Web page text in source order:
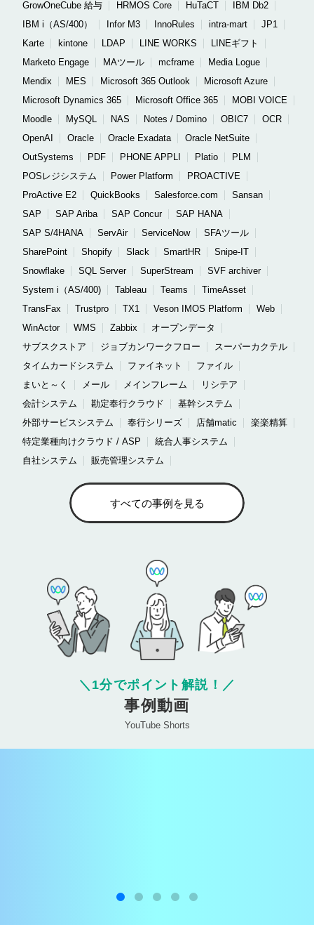
GrowOneCube 給与
HRMOS Core HuTaCT
IBM Db2
IBM i（AS/400）
Infor M3 InnoRules intra-mart
JP1
Karte
kintone LDAP LINE WORKS
LINEギフト
Marketo Engage
MAツール mcframe
Media Logue
Mendix
MES Microsoft 365 Outlook
Microsoft Azure
Microsoft Dynamics 365
Microsoft Office 365
MOBI VOICE
Moodle
MySQL NAS Notes / Domino OBIC7
OCR
OpenAI
Oracle Oracle Exadata
Oracle NetSuite
OutSystems
PDF PHONE APPLI Platio
PLM
POSレジシステム
Power Platform
PROACTIVE
ProActive E2
QuickBooks Salesforce.com
Sansan
SAP
SAP Ariba SAP Concur
SAP HANA
SAP S/4HANA
ServAir ServiceNow
SFAツール
SharePoint
Shopify Slack SmartHR
Snipe-IT
Snowflake
SQL Server SuperStream
SVF archiver
System i（AS/400)
Tableau Teams
TimeAsset
TransFax
Trustpro TX1 Veson IMOS Platform
Web
WinActor
WMS Zabbix
オープンデータ
サブスクストア
ジョブカンワークフロー
スーパーカクテル
タイムカードシステム
ファイネット
ファイル
まいと～く
メール メインフレーム
リシテア
会計システム
勘定奉行クラウド
基幹システム
外部サービスシステム
奉行シリーズ 店舗matic
楽楽精算
特定業種向けクラウド / ASP
統合人事システム
自社システム
販売管理システム
すべての事例を見る
＼ 1分でポイント解説！ ／
事例動画
YouTube Shorts